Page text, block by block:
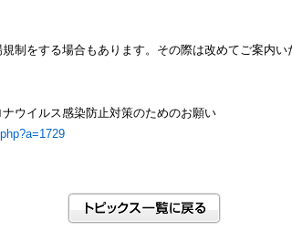
制をする場合もあります。その際は改めてご案内い
ウイルス感染防止対策のためのお願い